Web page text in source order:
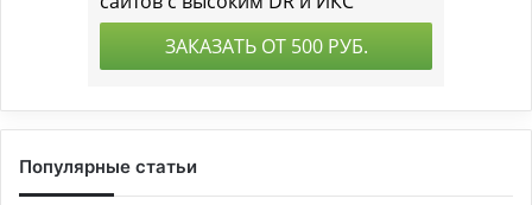
Популярные статьи